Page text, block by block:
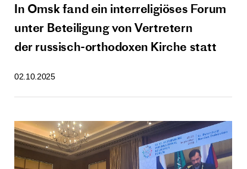
In Omsk fand ein interreligiöses Forum
unter Beteiligung von Vertretern
der russisch-orthodoxen Kirche statt
02.10.2025